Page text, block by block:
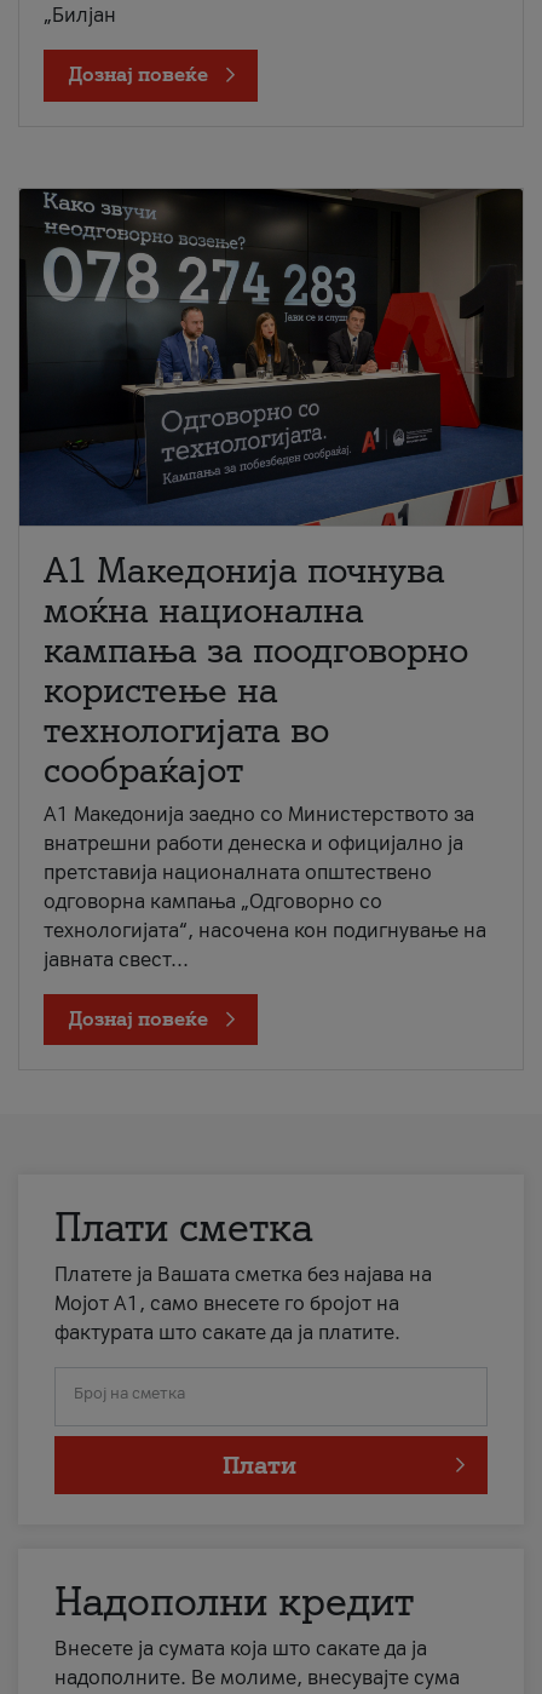
„Билјан
Дознај повеќе
A1 Македонија почнува
моќна национална
кампања за поодговорно
користење на
технологијата во
сообраќајот
A1 Македонија заедно со Министерството за
внатрешни работи денеска и официјално ја
претставија националната општествено
одговорна кампања „Одговорно со
технологијата“, насочена кон подигнување на
јавната свест...
Дознај повеќе
Плати сметка
Платете ја Вашата сметка без најава на
Мојот А1, само внесете го бројот на
фактурата што сакате да ја платите.
Број на сметка
Плати
Надополни кредит
Внесете ја сумата која што сакате да ја
надополните. Ве молиме, внесувајте сума